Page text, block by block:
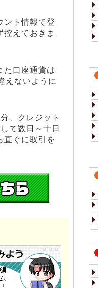
ント情報で登
えておきま
た口座通貨は
えないように
、クレジット
て数日～十日
直ぐに取引を